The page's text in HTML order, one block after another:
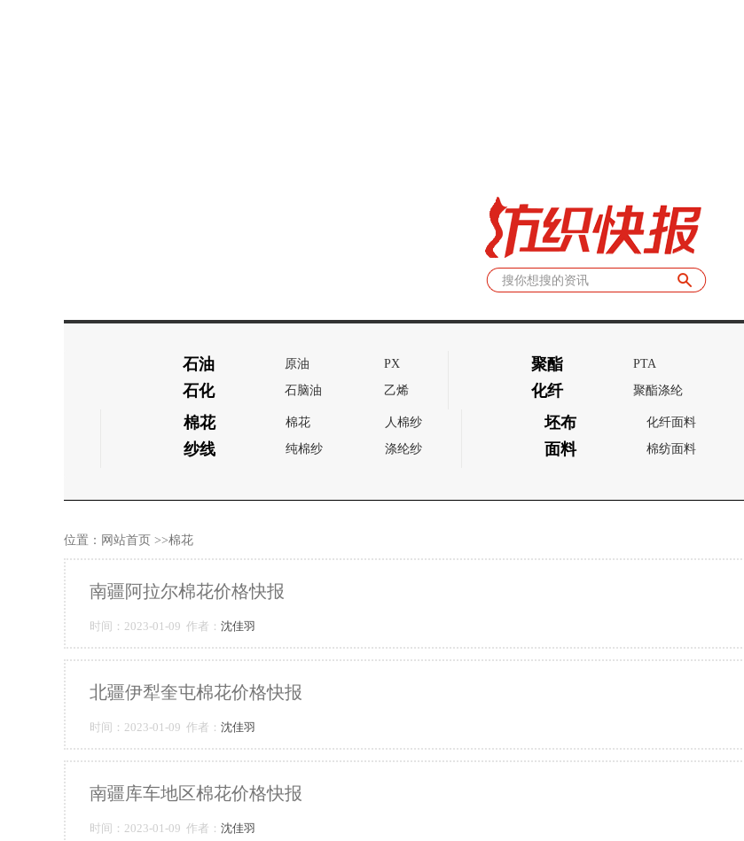
石油
石化
原油
石脑油
PX
乙烯
聚酯
化纤
PTA
聚酯涤纶
棉花
纱线
棉花
纯棉纱
人棉纱
涤纶纱
坯布
面料
化纤面料
棉纺面料
位置： 网站首页 >>棉花
南疆阿拉尔棉花价格快报
时间：2023-01-09 作者： 沈佳羽
北疆伊犁奎屯棉花价格快报
时间：2023-01-09 作者： 沈佳羽
南疆库车地区棉花价格快报
时间：2023-01-09 作者： 沈佳羽